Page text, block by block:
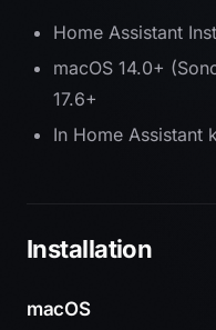
Home Assistant
macOS 14.0+
17.6+
In Home Assistant
Installation
macOS